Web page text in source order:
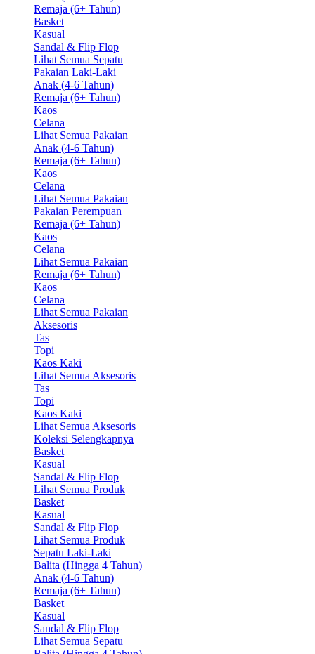
Remaja (6+ Tahun)
Basket
Kasual
Sandal & Flip Flop
Lihat Semua Sepatu
Pakaian Laki-Laki
Anak (4-6 Tahun)
Remaja (6+ Tahun)
Kaos
Celana
Lihat Semua Pakaian
Anak (4-6 Tahun)
Remaja (6+ Tahun)
Kaos
Celana
Lihat Semua Pakaian
Pakaian Perempuan
Remaja (6+ Tahun)
Kaos
Celana
Lihat Semua Pakaian
Remaja (6+ Tahun)
Kaos
Celana
Lihat Semua Pakaian
Aksesoris
Tas
Topi
Kaos Kaki
Lihat Semua Aksesoris
Tas
Topi
Kaos Kaki
Lihat Semua Aksesoris
Koleksi Selengkapnya
Basket
Kasual
Sandal & Flip Flop
Lihat Semua Produk
Basket
Kasual
Sandal & Flip Flop
Lihat Semua Produk
Sepatu Laki-Laki
Balita (Hingga 4 Tahun)
Anak (4-6 Tahun)
Remaja (6+ Tahun)
Basket
Kasual
Sandal & Flip Flop
Lihat Semua Sepatu